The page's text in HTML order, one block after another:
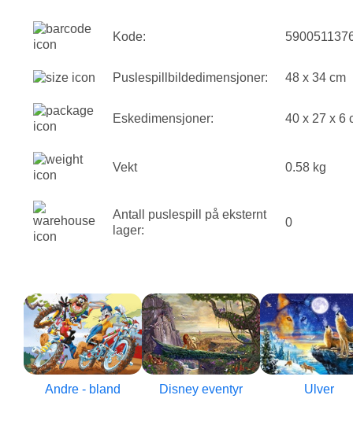
Kode:
Puslespillbildedimensjoner: 48 x 34 cm
Eskedimensjoner: 40 x 27 x 6
Vekt 0.58 kg
Antall puslespill på eksternt
lager:
0
Andre - bland Disney eventyr Ulver